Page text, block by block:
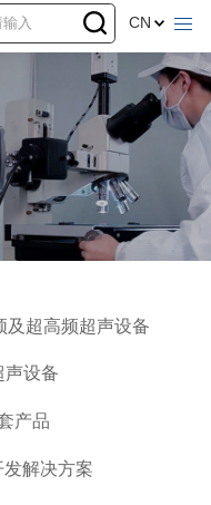
CN
及超高频超声设备
声设备
产品
解决方案